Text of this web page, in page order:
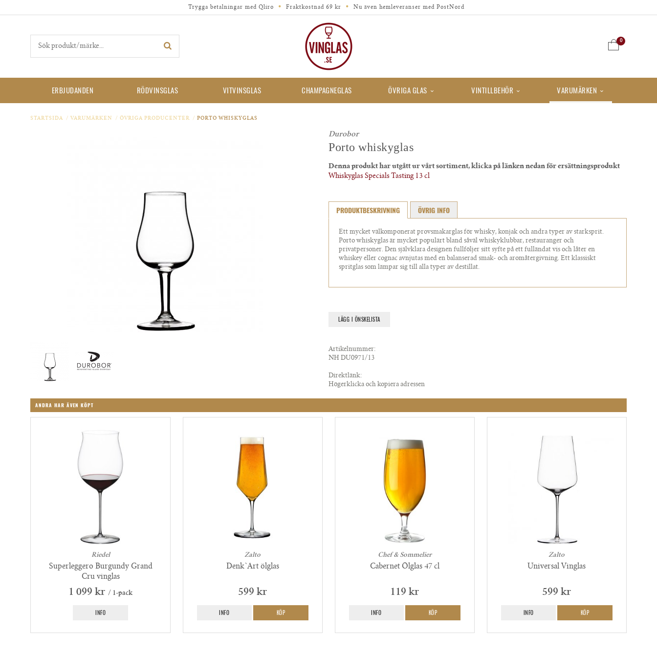
Trygga betalningar med Qliro Fraktkostnad 69 kr Nu även hemleveranser med PostNord
0
ERBJUDANDEN RÖDVINSGLAS VITVINSGLAS CHAMPAGNEGLAS ÖVRIGA GLAS VINTILLBEHÖR VARUMÄRKEN
STARTSIDA / VARUMÄRKEN / ÖVRIGA PRODUCENTER / PORTO WHISKYGLAS
Durobor
Porto whiskyglas
Denna produkt har utgått ur vårt sortiment, klicka på länken nedan för ersättningsprodukt
Whiskyglas Specials Tasting 13 cl
PRODUKTBESKRIVNING ÖVRIG INFO
Ett mycket välkomponerat provsmakarglas för whisky, konjak och andra typer av starksprit.
Porto whiskyglas är mycket populärt bland såväl whiskyklubbar, restauranger och
privatpersoner. Den självklara designen fullföljer sitt syfte på ett fulländat vis och låter en
whiskey eller cognac avnjutas med en balanserad smak- och aromåtergivning. Ett klassiskt
spritglas som lämpar sig till alla typer av destillat.
LÄGG I ÖNSKELISTA
Artikelnummer:
NH DU0971/13
Direktlänk:
Högerklicka och kopiera adressen
ANDRA HAR ÄVEN KÖPT
Riedel
Superleggero Burgundy Grand
Cru vinglas
1 099 kr / 1-pack
INFO
Zalto
Denk`Art ölglas
599 kr
INFO KÖP
Chef & Sommelier
Cabernet Ölglas 47 cl
119 kr
INFO KÖP
Zalto
Universal Vinglas
599 kr
INFO KÖP